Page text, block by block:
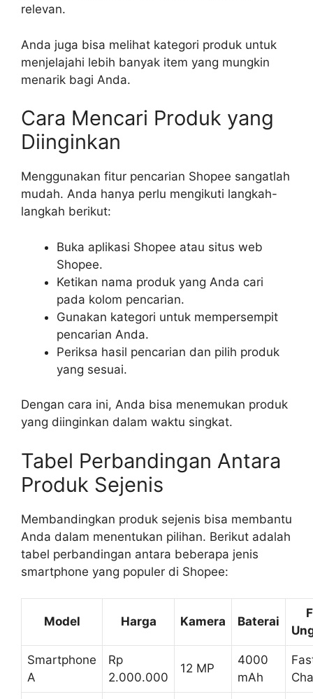
relevan.
Anda juga bisa melihat kategori produk untuk
menjelajahi lebih banyak item yang mungkin
menarik bagi Anda.
Cara Mencari Produk yang
Diinginkan
Menggunakan fitur pencarian Shopee sangatlah
mudah. Anda hanya perlu mengikuti langkah-
langkah berikut:
Buka aplikasi Shopee atau situs web
Shopee.
Ketikan nama produk yang Anda cari
pada kolom pencarian.
Gunakan kategori untuk mempersempit
pencarian Anda.
Periksa hasil pencarian dan pilih produk
yang sesuai.
Dengan cara ini, Anda bisa menemukan produk
yang diinginkan dalam waktu singkat.
Tabel Perbandingan Antara
Produk Sejenis
Membandingkan produk sejenis bisa membantu
Anda dalam menentukan pilihan. Berikut adalah
tabel perbandingan antara beberapa jenis
smartphone yang populer di Shopee:
Model Harga Kamera Baterai
Smartphone
A
Rp
2.000.000
12 MP
4000
mAh